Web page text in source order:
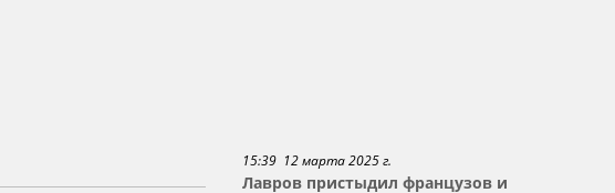
15:39 12 марта 2025 г.
Лавров пристыдил французов и